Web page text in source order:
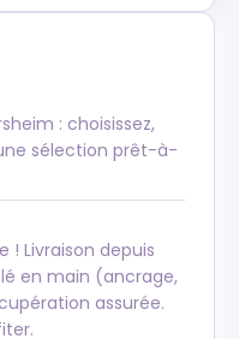
: choisissez,
sélection prêt-à-
! Livraison depuis
en main (ancrage,
assurée.